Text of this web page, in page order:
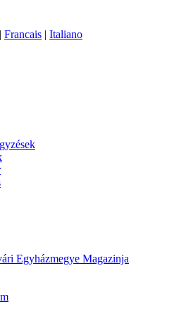
| Francais | Italiano
Egyházmegye Magazinja